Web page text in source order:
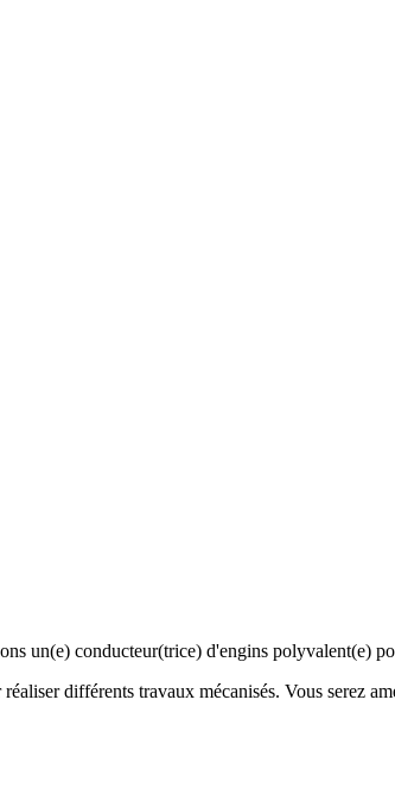
un(e) conducteur(trice) d'engins polyvalent(e)
différents travaux mécanisés. Vous serez